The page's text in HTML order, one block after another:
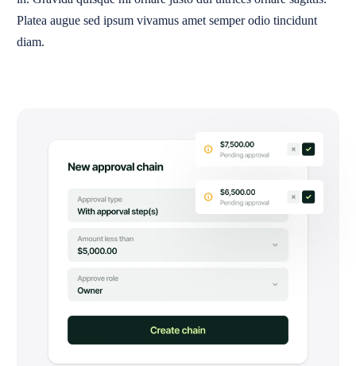
Platea augue sed ipsum vivamus amet semper odio tincidunt
diam.